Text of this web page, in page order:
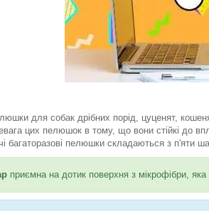
для собак дрібних порід, цуценят,
цих пелюшок в тому, що вони стійкі до
багаторазові пелюшки складаються з п'яти
приємна на дотик поверхня з мікрофібри,